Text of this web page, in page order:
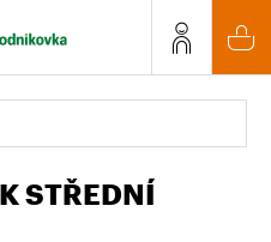
STŘEDNÍ